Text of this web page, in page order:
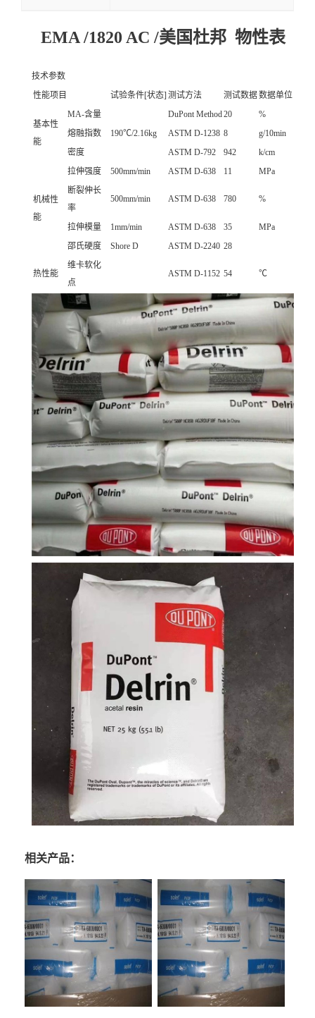
EMA /1820 AC /美国杜邦 物性表
技术参数
性能项目
试验条件[状态] 测试方法 测试数据数据单位
基本性
能
MA-含量 DuPont Method20
%
熔融指数
190℃/2.16kg ASTM D-1238 8
g/10min
密度
ASTM D-792 942 k/cm
机械性
能
拉伸强度 500mm/min ASTM D-638 11
MPa
断裂伸长
率
500mm/min ASTM D-638 780 %
拉伸模量 1mm/min ASTM D-638 35
MPa
邵氏硬度
Shore D ASTM D-2240 28
热性能
维卡软化
点
ASTM D-1152 54 ℃
相关产品：